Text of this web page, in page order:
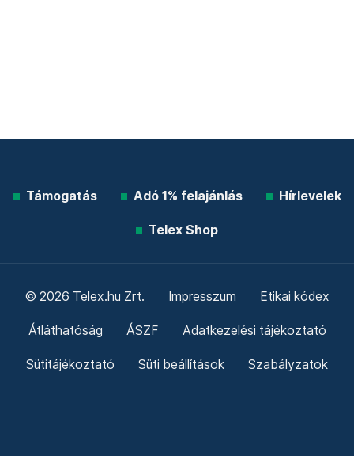
Támogatás Adó 1% felajánlás Hírlevelek
Telex Shop
© 2026 Telex.hu Zrt. Impresszum Etikai kódex
Átláthatóság ÁSZF Adatkezelési tájékoztató
Sütitájékoztató Süti beállítások Szabályzatok